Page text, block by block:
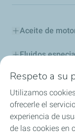
Aceite de
Fluidos
Aditivos y
Industria
Competición
Respeto a su
Utilizamos
ofrecerle el
experiencia de
de las cookies en